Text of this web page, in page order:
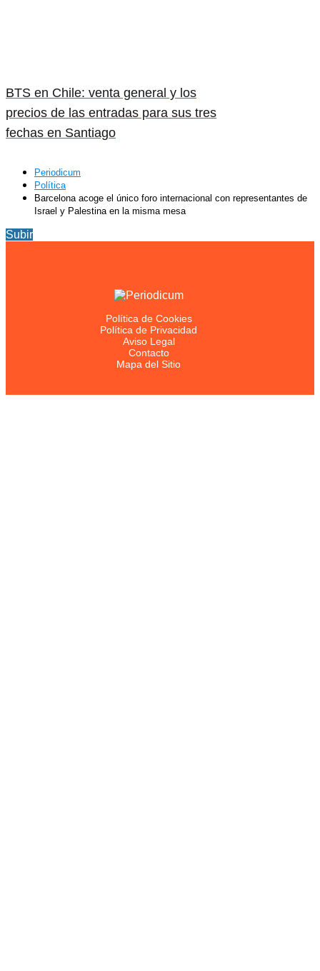
BTS en Chile: venta general y los
precios de las entradas para sus tres
fechas en Santiago
Periodicum
Política
Barcelona acoge el único foro internacional con representantes de
Israel y Palestina en la misma mesa
Subir
Política de Cookies
Política de Privacidad
Aviso Legal
Contacto
Mapa del Sitio